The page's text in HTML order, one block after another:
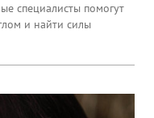
специалисты помогут
и найти силы